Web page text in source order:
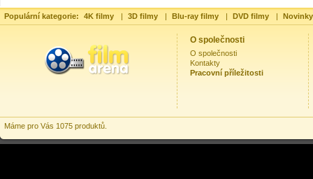
Populární kategorie: 4K filmy | 3D filmy | Blu-ray filmy | DVD filmy |
O společnosti
O společnosti
Kontakty
Pracovní příležitosti
Máme pro Vás 1075 produktů.